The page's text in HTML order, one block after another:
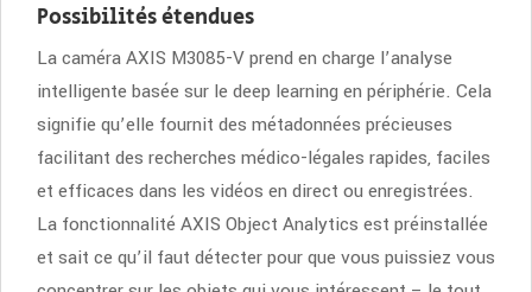
Possibilités étendues
La caméra AXIS M3085-V prend en charge l’analyse
intelligente basée sur le deep learning en périphérie. Cela
signifie qu’elle fournit des métadonnées précieuses
facilitant des recherches médico-légales rapides, faciles
et efficaces dans les vidéos en direct ou enregistrées.
La fonctionnalité AXIS Object Analytics est préinstallée
et sait ce qu’il faut détecter pour que vous puissiez vous